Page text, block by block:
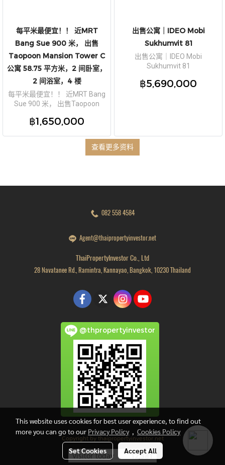
每平米最便宜！！ 近MRT
Bang Sue 900 米， 出售
Taopoon Mansion Tower C
公寓 58.75 平方米，2 间卧室，
2 间浴室，4 楼
每平米最便宜！！ 近MRT Bang
Sue 900 米， 出售Taopoon
方米，2 间卧室，2 间浴室，4 楼
฿1,650,000
出售公寓｜IDEO Mobi
Sukhumvit 81
出售公寓｜IDEO Mobi
Sukhumvit 81
฿5,690,000
查看更多资料
082 558 4584
Agent@thaipropertyinvestor.net
ThaiPropertyInvestor Co., Ltd
28 Navatanee Rd., Ramintra, Kannayao, Bangkok, 10230 Thailand
@thpropertyinvestor
Copyright by thaipropertyinvestor.net
Visitor today 12,381
This website uses cookies for best user experience, to find out
more you can go to our Privacy Policy, Cookies Policy
Set Cookies Accept All